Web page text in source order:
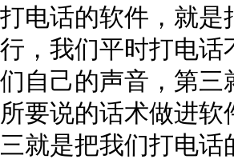
打电话的软件，就是
行，我们平时打电话
们自己的声音，第三
所要说的话术做进
三就是把我们打电话